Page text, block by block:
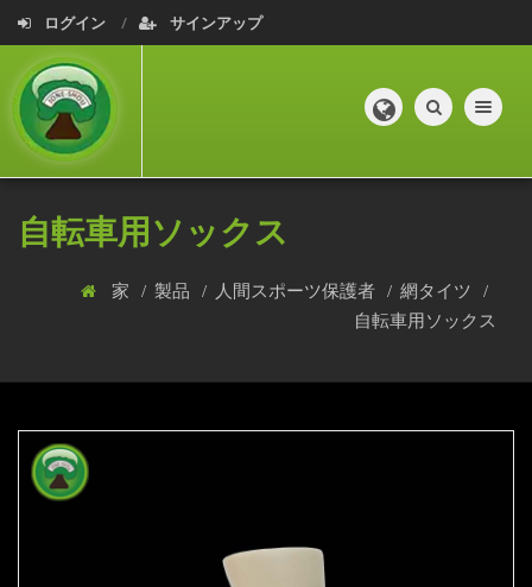
ログイン サインアップ
Toggle
自転車用ソックス
家 製品 人間スポーツ保護者
網タイツ
自転車用ソックス